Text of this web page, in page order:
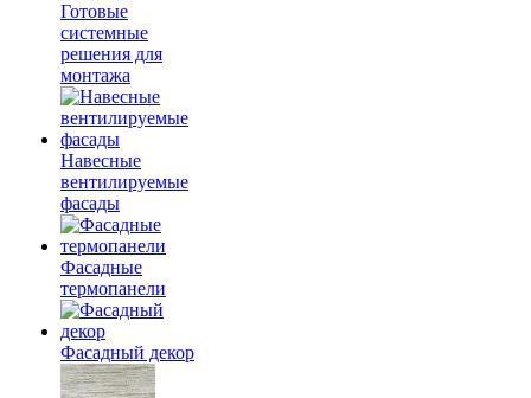
Готовые
системные
решения для
монтажа
Навесные
вентилируемые
фасады
Фасадные
термопанели
Фасадный декор